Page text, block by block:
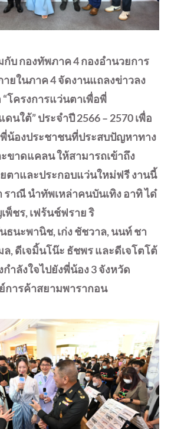
กับ กองทัพภาค4 กองอำนวยการ
ยในภาค 4 จัดงานแถลงข่าวลง
โครงการแว่นตาเพื่อพี่
ดนใต้”ประจำปี2566 – 2570 เพื่อ
น้องประชาชนที่ประสบปัญหาทาง
ขาดแคลน ให้สามารถเข้าถึง
ตาและประกอบแว่นใหม่ฟรีงานนี้
ราณี นำทัพเหล่าคนบันเทิง อาทิ ได๋
พ็ชร, เฟร้นช์ฟรายริ
ธนะพานิช, เก่ง ชัชวาล, นนท์ ชา
ล,ดีเจมิ้นโน๊ะ ธัชพร และดีเจโตโต้
ำลังใจไปยังพี่น้อง3 จังหวัด
ารค้าสยามพารากอน